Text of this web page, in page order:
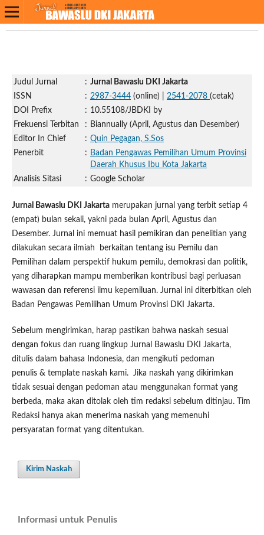
Judul Jurnal : Jurnal Bawaslu DKI Jakarta
ISSN
: 2987-3444(online) | 2541-2078 (cetak)
DOI Prefix
: 10.55108/JBDKI by
Frekuensi Terbitan
: Biannually (April, Agustus dan Desember)
Editor In Chief
: Quin Pegagan, S.Sos
Penerbit
: Badan Pengawas Pemilihan Umum Provinsi
Daerah Khusus Ibu Kota Jakarta
Analisis Sitasi
: Google Scholar
Jurnal Bawaslu DKI Jakartamerupakan jurnal yang terbit setiap 4
(empat) bulan sekali, yakni pada bulan April, Agustus dan
Desember. Jurnal ini memuat hasil pemikiran dan penelitian yang
dilakukan secara ilmiah berkaitan tentang isu Pemilu dan
Pemilihan dalam perspektif hukum pemilu, demokrasi dan politik,
yang diharapkan mampu memberikan kontribusi bagi perluasan
wawasan dan referensi ilmu kepemiluan. Jurnal ini diterbitkan oleh
Badan Pengawas Pemilihan Umum Provinsi DKI Jakarta.
Sebelum mengirimkan, harap pastikan bahwa naskah sesuai
dengan fokus dan ruang lingkup Jurnal Bawaslu DKI Jakarta,
ditulis dalam bahasa Indonesia, dan mengikuti pedoman
penulis & template naskah kami. Jika naskah yang dikirimkan
tidak sesuai dengan pedoman atau menggunakan format yang
berbeda, maka akan ditolak oleh tim redaksi sebelum ditinjau. Tim
Redaksi hanya akan menerima naskah yang memenuhi
persyaratan format yang ditentukan.
Kirim Naskah
Informasi untuk Penulis